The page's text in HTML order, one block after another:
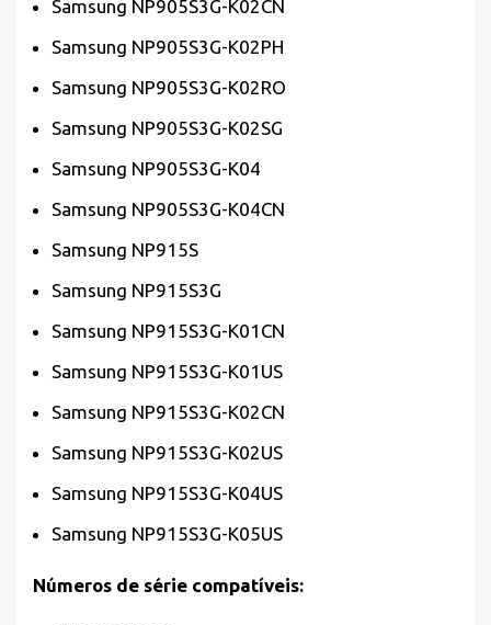
Samsung NP905S3G-K02CN
Samsung NP905S3G-K02PH
Samsung NP905S3G-K02RO
Samsung NP905S3G-K02SG
Samsung NP905S3G-K04
Samsung NP905S3G-K04CN
Samsung NP915S
Samsung NP915S3G
Samsung NP915S3G-K01CN
Samsung NP915S3G-K01US
Samsung NP915S3G-K02CN
Samsung NP915S3G-K02US
Samsung NP915S3G-K04US
Samsung NP915S3G-K05US
Números de série compatíveis: